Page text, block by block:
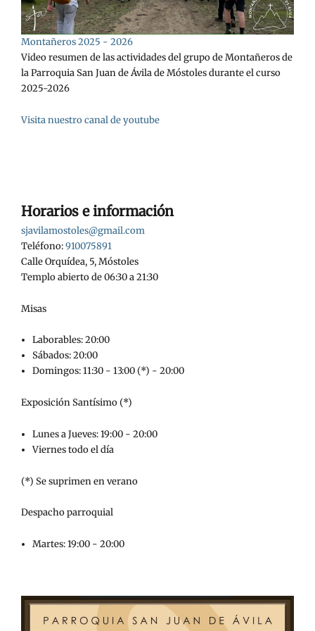
Montañeros 2025 - 2026
Video resumen de las actividades del grupo de Montañeros de
la Parroquia San Juan de Ávila de Móstoles durante el curso
2025-2026
Visita nuestro canal de youtube
Horarios e información
sjavilamostoles@gmail.com
Teléfono:910075891
Calle Orquídea, 5, Móstoles
Templo abierto de 06:30 a 21:30
Misas
Laborables: 20:00
Sábados: 20:00
Domingos: 11:30 - 13:00 (*) - 20:00
Exposición Santísimo (*)
Lunes a Jueves: 19:00 - 20:00
Viernes todo el día
(*) Se suprimen en verano
Despacho parroquial
Martes: 19:00 - 20:00